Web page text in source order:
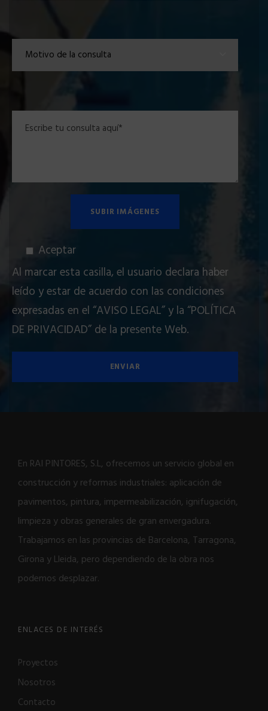
Aceptar
Al marcar esta casilla, el usuario declara haber
leído y estar de acuerdo con las condiciones
expresadas en el “AVISO LEGAL”y la “POLÍTICA
DE PRIVACIDAD” de la presente Web.
En RAI PINTORES, S.L, ofrecemos un servicio global en
construcción y reformas industriales: aplicación de
pavimentos, pintura, impermeabilización, ignifugación,
limpieza y obras generales de gran envergadura.
Trabajamos en las provincias de Barcelona, Tarragona,
Girona y Lleida, pero dependiendo de la obra nos
podemos desplazar.
ENLACES DE INTERÉS
Proyectos
Nosotros
Contacto